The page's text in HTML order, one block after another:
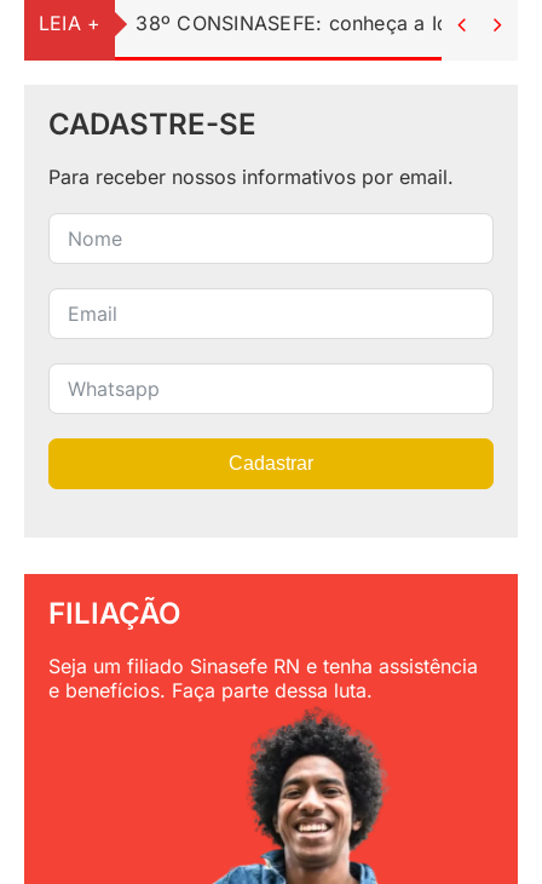
LEIA + 38º CONSINASEFE: conheça a  
CADASTRE-SE
Para receber nossos informativos por email.
Cadastrar
FILIAÇÃO
Seja um filiado Sinasefe RN e tenha assistência
e benefícios. Faça parte dessa luta.